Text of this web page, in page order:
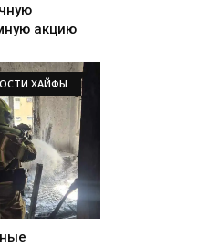
акцию
ХАЙФЫ